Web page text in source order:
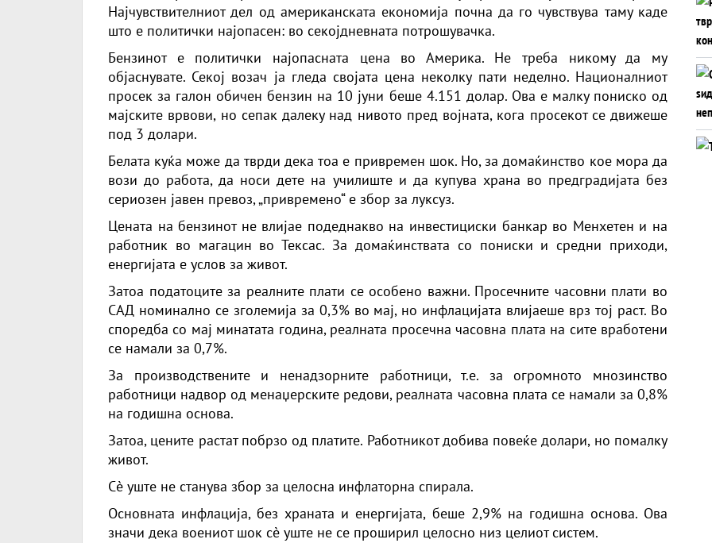
Најчувствителниот дел од американската економија почна да го чувствува таму каде
што е политички најопасен: во секојдневната потрошувачка.
Бензинот е политички најопасната цена во Америка. Не треба никому да му
објаснувате. Секој возач ја гледа својата цена неколку пати неделно. Националниот
просек за галон обичен бензин на 10 јуни беше 4.151 долар. Ова е малку пониско од
мајските врвови, но сепак далеку над нивото пред војната, кога просекот се движеше
под 3 долари.
Белата куќа може да тврди дека тоа е привремен шок. Но, за домаќинство кое мора да
вози до работа, да носи дете на училиште и да купува храна во предградијата без
сериозен јавен превоз, „привремено“ е збор за луксуз.
Цената на бензинот не влијае подеднакво на инвестициски банкар во Менхетен и на
работник во магацин во Тексас. За домаќинствата со пониски и средни приходи,
енергијата е услов за живот.
Затоа податоците за реалните плати се особено важни. Просечните часовни плати во
САД номинално се зголемија за 0,3% во мај, но инфлацијата влијаеше врз тој раст. Во
споредба со мај минатата година, реалната просечна часовна плата на сите вработени
се намали за 0,7%.
За производствените и ненадзорните работници, т.е. за огромното мнозинство
работници надвор од менаџерските редови, реалната часовна плата се намали за 0,8%
на годишна основа.
Затоа, цените растат побрзо од платите. Работникот добива повеќе долари, но помалку
живот.
Сè уште не станува збор за целосна инфлаторна спирала.
Основната инфлација, без храната и енергијата, беше 2,9% на годишна основа. Ова
значи дека воениот шок сè уште не се проширил целосно низ целиот систем.